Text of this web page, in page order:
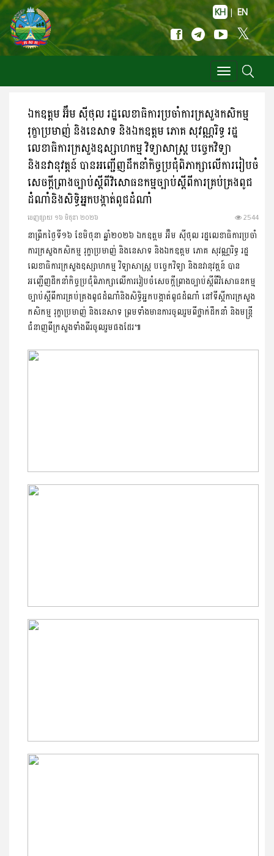
KH | EN
Toggle
navigation
ឯកឧត្តម អ៊ឹម ស៊ីថុល រដ្ឋលេខាធិការប្រចាំការក្រសួងកសិកម្ម
រុក្ខាប្រមាញ់ និងនេសាទ និងឯកឧត្តម ភោគ សុវណ្ណរិទ្ធ រដ្ឋ
លេខាធិការក្រសួងឧស្សាហកម្ម វិទ្យាសាស្ត្រ បច្ចេកវិទ្យា
និងនវានុវត្តន៍ បានអញ្ជេីញដឹកនាំកិច្ចប្រជុំពិភាក្សាលើការរៀបចំ
សេចក្ដីព្រាងច្បាប់ស្ដីពីវិសោធនកម្មច្បាប់ស្ដីពីការគ្រប់គ្រងពូជ
ដំណាំនិងសិទ្ធិអ្នកបង្កាត់ពូជដំណាំ
ចេញ​ផ្សាយ​ ១៦ មិថុនា ២០២៦ 2544
នាព្រឹកថ្ងៃទី១៦ ខែមិថុនា ឆ្នាំ២០២៦ ឯកឧត្តម អ៊ឹម ស៊ីថុល រដ្ឋលេខាធិការប្រចាំ
ការក្រសួងកសិកម្ម រុក្ខាប្រមាញ់ និងនេសាទ និងឯកឧត្តម ភោគ សុវណ្ណរិទ្ធ រដ្ឋ
លេខាធិការក្រសួងឧស្សាហកម្ម វិទ្យាសាស្ត្រ បច្ចេកវិទ្យា និងនវានុវត្តន៍ បាន
អញ្ជេីញដឹកនាំកិច្ចប្រជុំពិភាក្សាលើការរៀបចំសេចក្ដីព្រាងច្បាប់ស្ដីពីវិសោធនកម្ម
ច្បាប់ស្ដីពីការគ្រប់គ្រងពូជដំណាំនិងសិទ្ធិអ្នកបង្កាត់ពូជដំណាំ​ នៅទីស្តីការក្រសួង
កសិកម្ម​ រុក្ខាប្រមាញ់​ និងនេសាទ​ ព្រមទាំងមានការចូលរួមពីថ្នាក់ដឹកនាំ និងមន្ត្រី
ជំនាញពីក្រសួងទាំងពីរចូលរួមផងដែរ៕